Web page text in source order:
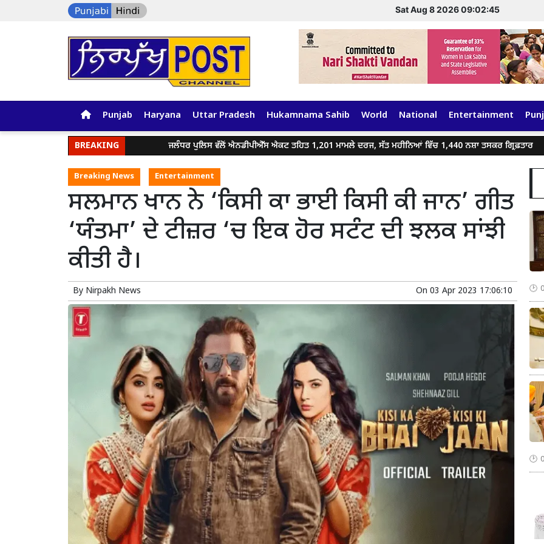
Sat Aug 8 2026 09:02:45
Punjab Haryana Uttar Pradesh Hukamnama Sahib World National Entertainment
BREAKING ਜਲੰਧਰ ਪੁਲਿਸ ਵੱਲੋਂ ਐਨਡੀਪੀਐੱਸ ਐਕਟ ਤਹਿਤ 1,201 ਮਾਮਲੇ ਦਰਜ, ਸੱਤ ਮਹੀਨਿਆਂ ਵਿੱਚ 1,440 ਨਸ਼ਾ ਤਸਕਰ ਗ੍ਰਿਫ਼ਤਾਰ
Breaking News Entertainment
ਸਲਮਾਨ ਖਾਨ ਨੇ ‘ਕਿਸੀ ਕਾ ਭਾਈ ਕਿਸੀ ਕੀ ਜਾਨ’ ਗੀਤ
‘ਯੰਤਮਾ’ ਦੇ ਟੀਜ਼ਰ ‘ਚ ਇਕ ਹੋਰ ਸਟੰਟ ਦੀ ਝਲਕ ਸਾਂਝੀ
ਕੀਤੀ ਹੈ।
By Nirpakh News On 03 Apr 2023 17:06:10